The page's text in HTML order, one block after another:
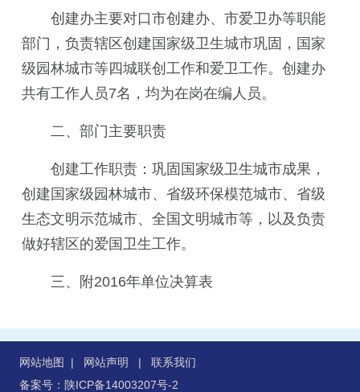
创建办主要对口市创建办、市爱卫办等职能
部门，负责辖区创建国家级卫生城市巩固，国家
级园林城市等四城联创工作和爱卫工作。创建办
共有工作人员7名，均为在岗在编人员。
二、部门主要职责
创建工作职责：巩固国家级卫生城市成果，
创建国家级园林城市、省级环保模范城市、省级
生态文明示范城市、全国文明城市等，以及负责
做好辖区的爱国卫生工作。
三、附2016年单位决算表
网站地图 | 网站声明 | 联系我们
备案号：陕ICP备14003207号-2